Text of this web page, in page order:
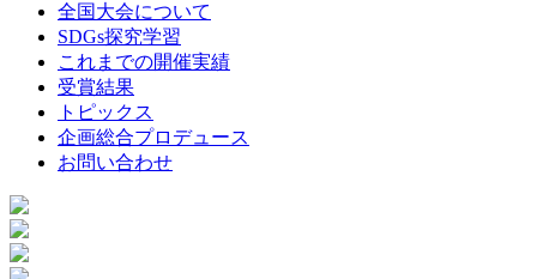
全国大会について
SDGs探究学習
これまでの開催実績
受賞結果
トピックス
企画総合プロデュース
お問い合わせ